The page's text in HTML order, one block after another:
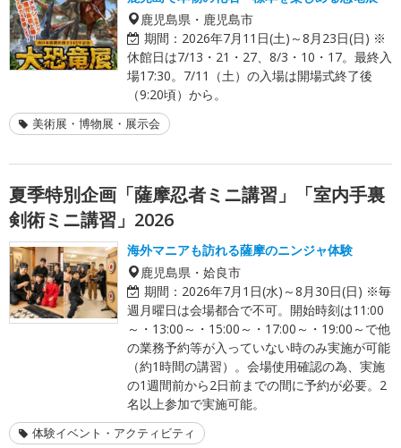
鹿児島県・鹿児島市
期間： 2026年7月11日(土)～8月23日(日) ※
休館日は7/13・21・27、8/3・10・17。最終入
場17:30。7/11（土）の入場は開場式終了後
（9:20頃）から。
美術展・博物展・展示会
夏季特別企画「薩摩忍者ミニ講習」「室内手裏
剣術ミニ講習」2026
海外マニアも訪れる薩摩のニンジャ体験
鹿児島県・姶良市
期間： 2026年7月1日(水)～8月30日(日) ※毎
週月曜日は会場都合で不可。開始時刻は11:00
～・13:00～・15:00～・17:00～・19:00～で他
の業務予約等が入っていない時のみ実施が可能
（約1時間の講習）。会場使用確認の為、実施
の1週間前から2日前までの間に予約が必要。2
名以上参加で実施可能。
体験イベント・アクティビティ